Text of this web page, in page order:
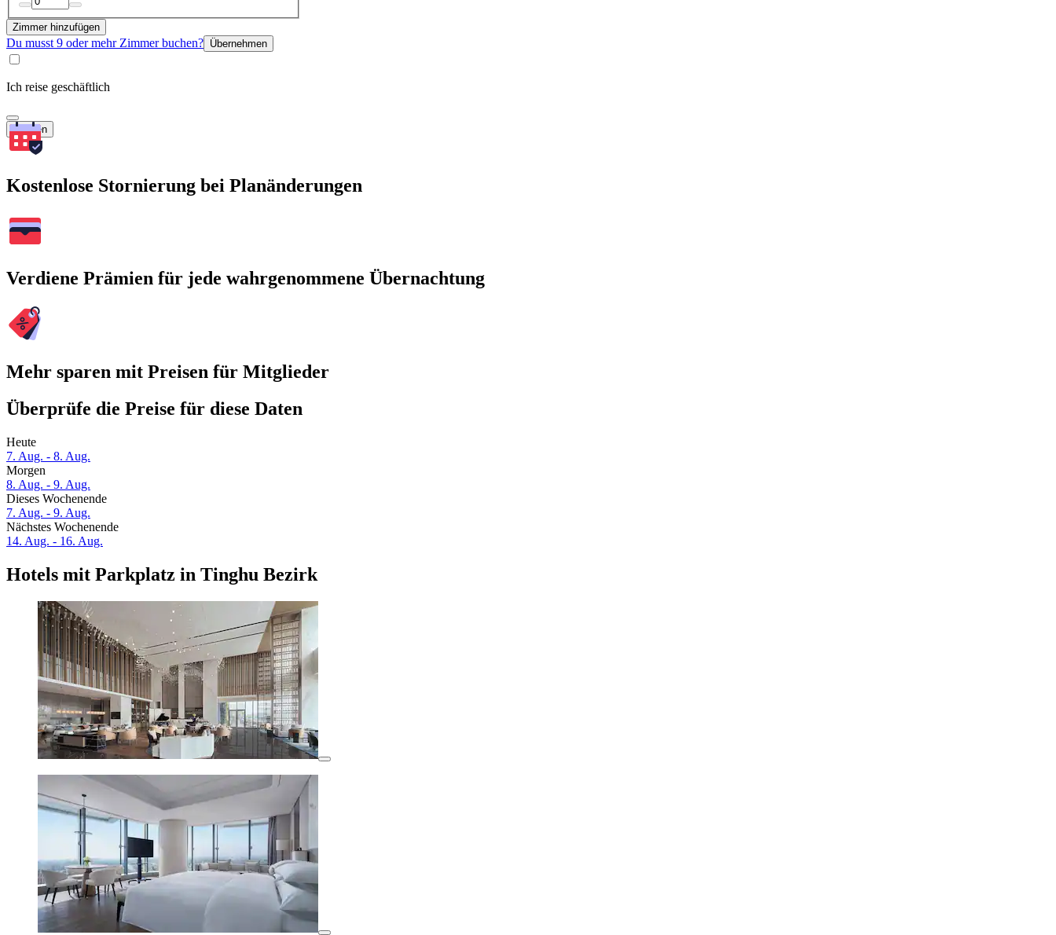
Zimmer hinzufügen
Du musst 9 oder mehr Zimmer buchen? Übernehmen
Ich reise geschäftlich
Suchen
Kostenlose Stornierung bei Planänderungen
Verdiene Prämien für jede wahrgenommene Übernachtung
Mehr sparen mit Preisen für Mitglieder
Überprüfe die Preise für diese Daten
Heute
7. Aug. - 8. Aug.
Morgen
8. Aug. - 9. Aug.
Dieses Wochenende
7. Aug. - 9. Aug.
Nächstes Wochenende
14. Aug. - 16. Aug.
Hotels mit Parkplatz in Tinghu Bezirk